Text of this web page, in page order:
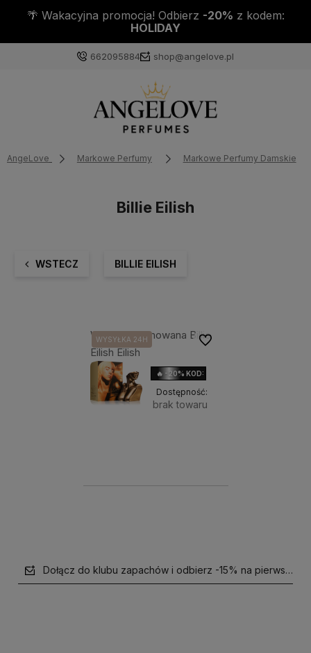
🌴 Wakacyjna promocja! Odbierz -20% z kodem:
HOLIDAY
662095884 shop@angelove.pl
AngeLove Markowe Perfumy Markowe Perfumy Damskie
Billie Eilish
WSTECZ BILLIE EILISH
Woda perfumowana Billie
Eilish Eilish
🔥 -20% KOD: HOLIDAY
WYSYŁKA 24H
Dostępność:
brak towaru
Do ulubionych
Dołącz do klubu zapachów i odbierz -15% na pierwsze